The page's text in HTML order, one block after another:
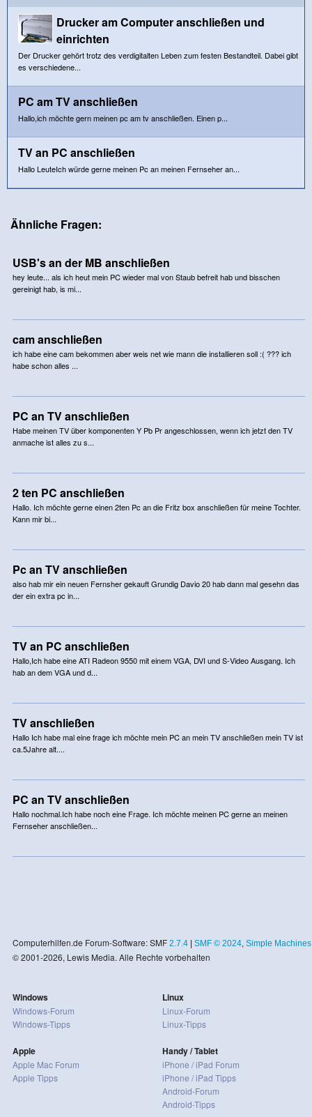
Drucker am Computer anschließen und
einrichten
Der Drucker gehört trotz des verdigitalten Leben zum festen Bestandteil. Dabei gibt
es verschiedene...
PC am TV anschließen
Hallo,ich möchte gern meinen pc am tv anschließen. Einen p...
TV an PC anschließen
Hallo LeuteIch würde gerne meinen Pc an meinen Fernseher an...
Ähnliche Fragen:
USB's an der MB anschließen
hey leute... als ich heut mein PC wieder mal von Staub befreit hab und bisschen
gereinigt hab, is mi...
cam anschließen
ich habe eine cam bekommen aber weis net wie mann die installieren soll :( ??? ich
habe schon alles ...
PC an TV anschließen
Habe meinen TV über komponenten Y Pb Pr angeschlossen, wenn ich jetzt den TV
anmache ist alles zu s...
2 ten PC anschließen
Hallo. Ich möchte gerne einen 2ten Pc an die Fritz box anschließen für meine Tochter.
Kann mir bi...
Pc an TV anschließen
also hab mir ein neuen Fernsher gekauft Grundig Davio 20 hab dann mal gesehn das
der ein extra pc in...
TV an PC anschließen
Hallo,Ich habe eine ATI Radeon 9550 mit einem VGA, DVI und S-Video Ausgang. Ich
hab an dem VGA und d...
TV anschließen
Hallo Ich habe mal eine frage ich möchte mein PC an mein TV anschließen mein TV ist
ca.5Jahre alt....
PC an TV anschließen
Hallo nochmal.Ich habe noch eine Frage. Ich möchte meinen PC gerne an meinen
Fernseher anschließen...
Computerhilfen.de Forum-Software: SMF 2.7.4| SMF © 2024, Simple Machines
© 2001-2026, Lewis Media. Alle Rechte vorbehalten
Windows
Windows-Forum
Windows-Tipps
Apple
Apple Mac Forum
Apple Tipps
Linux
Linux-Forum
Linux-Tipps
Handy / Tablet
iPhone / iPad Forum
iPhone / iPad Tipps
Android-Forum
Android-Tipps